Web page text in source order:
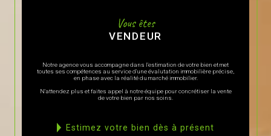
Vous êtes
VENDEUR
Notre agence vous accompagne dans l'estimation de votre bien et met
toutes ses compétences au service d'une évalutation immobilière précise,
en phase avec la réalité du marché immobilier.
N'attendez plus et faites appel à notre équipe pour concrétiser la vente
de votre bien par nos soins.
estimez votre bien dès à présent